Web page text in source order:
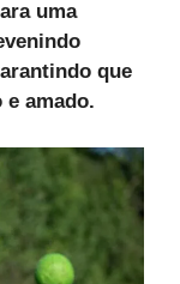
uma
que
amado.